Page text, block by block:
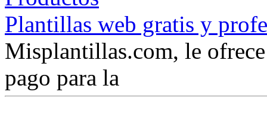
Plantillas web gratis y
Misplantillas.com, le
pago para la